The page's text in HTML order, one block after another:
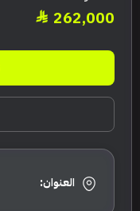
262,000
العنوان: